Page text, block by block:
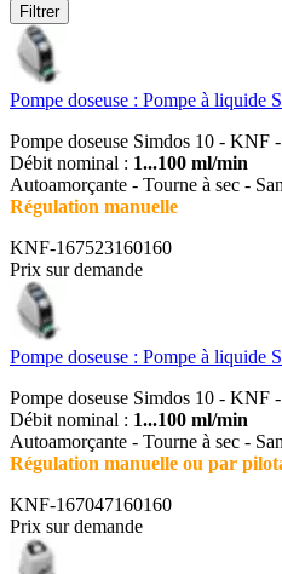
Filtrer
Pompe doseuse : Pompe à liquide
Pompe doseuse Simdos 10 - KNF -
Débit nominal : 1...100 ml/min
Autoamorçante - Tourne à sec -
Régulation manuelle
KNF-167523160160
Prix sur demande
Pompe doseuse : Pompe à liquide
Pompe doseuse Simdos 10 - KNF -
Débit nominal : 1...100 ml/min
Autoamorçante - Tourne à sec -
Régulation manuelle ou par
KNF-167047160160
Prix sur demande